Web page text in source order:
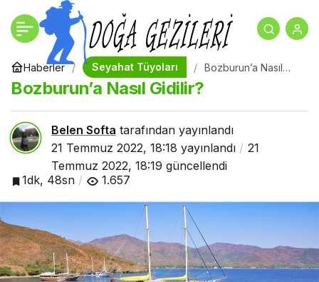
Haberler Seyahat Tüyoları
Bozburun’a Nasıl
Bozburun’a Nasıl Gidilir?
Belen Softa tarafından yayınlandı
21 Temmuz 2022, 18:18 yayınlandı
21
Temmuz 2022, 18:19 güncellendi
1dk, 48sn
1.657
Bozburun’a Nasıl Gidilir? + 0